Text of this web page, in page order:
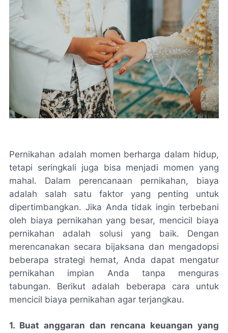
Pernikahan adalah momen berharga dalam hidup,
tetapi seringkali juga bisa menjadi momen yang
mahal. Dalam perencanaan pernikahan, biaya
adalah salah satu faktor yang penting untuk
dipertimbangkan. Jika Anda tidak ingin terbebani
oleh biaya pernikahan yang besar, mencicil biaya
pernikahan adalah solusi yang baik. Dengan
merencanakan secara bijaksana dan mengadopsi
beberapa strategi hemat, Anda dapat mengatur
pernikahan impian Anda tanpa menguras
tabungan. Berikut adalah beberapa cara untuk
mencicil biaya pernikahan agar terjangkau.
1. Buat anggaran dan rencana keuangan yang